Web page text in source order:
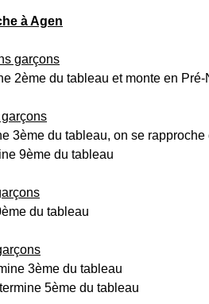
à Agen
garçons
2ème du tableau et monte en
3ème du tableau, on se rapproche
9ème du tableau
du tableau
3ème du tableau
5ème du tableau